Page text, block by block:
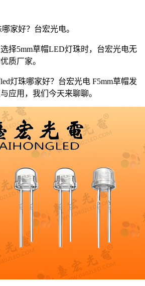
家好？台宏光电。
择5mm草帽LED灯珠时，台宏光电无
质厂家。
灯珠哪家好？台宏光电 F5mm草帽发
应用，我们今天来聊聊。